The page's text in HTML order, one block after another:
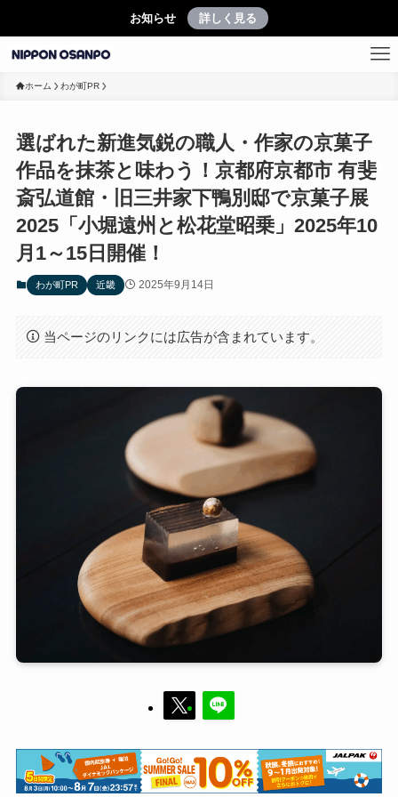
お知らせ 詳しく見る
ホーム わが町PR
選ばれた新進気鋭の職人・作家の京菓子
作品を抹茶と味わう！京都府京都市 有斐
斎弘道館・旧三井家下鴨別邸で京菓⼦展
2025「小堀遠州と松花堂昭乗」2025年10
月1～15日開催！
わが町PR 近畿 2025年9月14日
当ページのリンクには広告が含まれています。